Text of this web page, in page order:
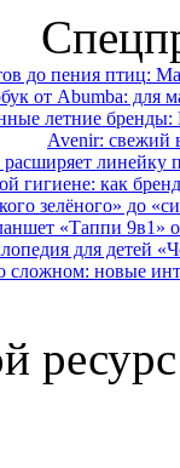
до пения птиц:
от Abumba: для
летние
Avenir: свежий
линейку
гигиене: как
зелёного» до
«Таппи 9в1»
для детей
сложном: новые